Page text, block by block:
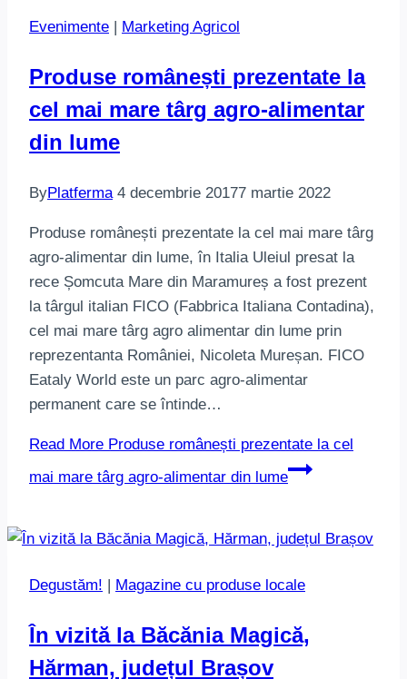
Evenimente Marketing Agricol
Produse românești prezentate la
cel mai mare târg agro-alimentar
din lume
ByPlatferma 4 decembrie 20177 martie 2022
Produse românești prezentate la cel mai mare târg
agro-alimentar din lume, în Italia Uleiul presat la
rece Șomcuta Mare din Maramureș a fost prezent
la târgul italian FICO (Fabbrica Italiana Contadina),
cel mai mare târg agro alimentar din lume prin
reprezentanta României, Nicoleta Mureșan. FICO
Eataly World este un parc agro-alimentar
permanent care se întinde…
Read More Produse românești prezentate la cel
mai mare târg agro-alimentar din lume
Degustăm! Magazine cu produse locale
În vizită la Băcănia Magică,
Hărman, județul Brașov